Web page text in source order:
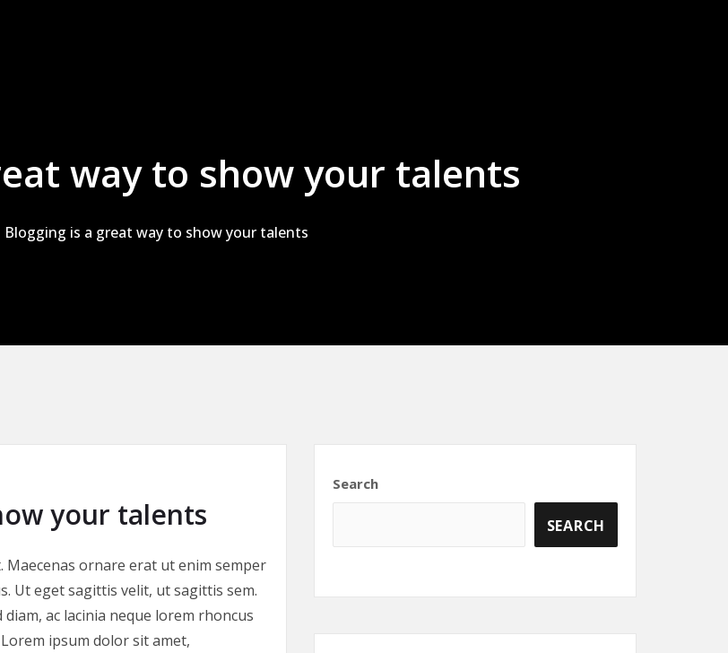
way to show your talents
Blogging is a great way to show your talents
your talents
ornare erat ut enim semper
Ut eget sagittis velit, ut sagittis sem.
ac lacinia neque lorem rhoncus
ipsum dolor sit amet,
Search
SEARCH